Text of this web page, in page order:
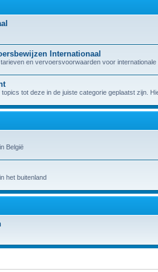
Internationaal
en vervoersvoorwaarden voor internationale
tot deze in de juiste categorie geplaatst zijn.
België
het buitenland